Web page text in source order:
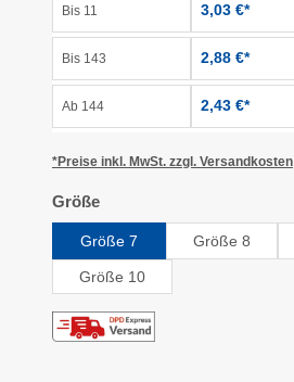
Bis 11 3,03 €*
Bis 143 2,88 €*
Ab 144 2,43 €*
*Preise inkl. MwSt. zzgl. Versandkosten
Größeauswählen
Größe 7 Größe 8
Größe 10